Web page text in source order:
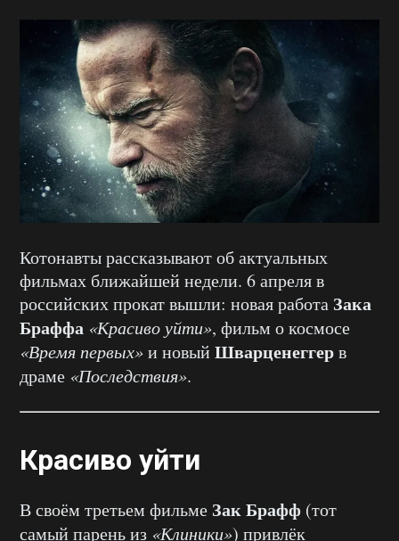
Котонавты рассказывают об актуальных
фильмах ближайшей недели. 6 апреля в
российских прокат вышли: новая работа Зака
Браффа «Красиво уйти», фильм о космосе
«Время первых»и новый Шварценеггерв
драме «Последствия».
Красиво уйти
В своём третьем фильме Зак Брафф (тот
самый парень из «Клиники») привлёк